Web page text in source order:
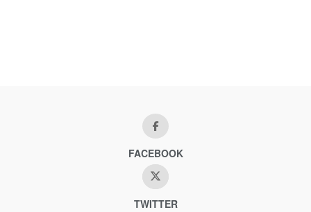
FACEBOOK
TWITTER